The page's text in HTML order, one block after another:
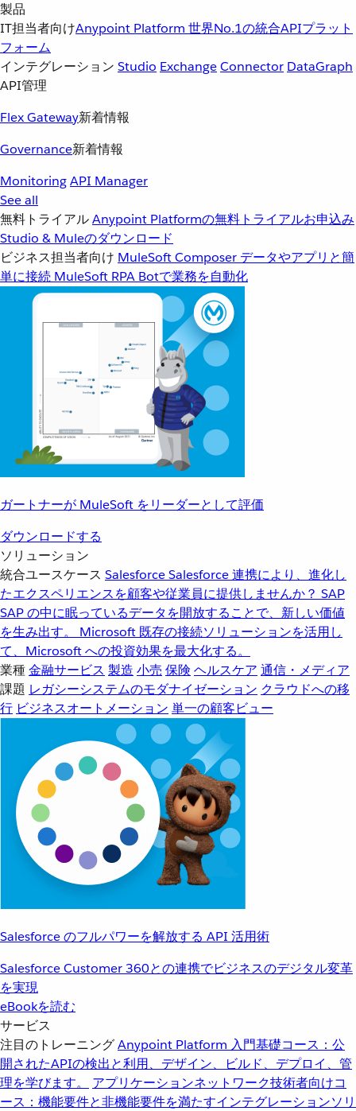
製品
IT担当者向けAnypoint Platform 世界No.1の統合APIプラット
フォーム
インテグレーション Studio ExchangeConnector DataGraph
API管理
Flex Gateway新着情報
Governance新着情報
MonitoringAPI Manager
See all
無料トライアルAnypoint Platformの無料トライアルお申込み
Studio & Muleのダウンロード
ビジネス担当者向け MuleSoft Composer データやアプリと簡
単に接続 MuleSoft RPA Botで業務を自動化
ガートナーが MuleSoft をリーダーとして評価
ダウンロードする
ソリューション
統合ユースケース SalesforceSalesforce 連携により、進化し
たエクスペリエンスを顧客や従業員に提供しませんか？ SAP
SAP の中に眠っているデータを開放することで、新しい価値
を生み出す。
Microsoft 既存の接続ソリューションを活用し
て、Microsoft への投資効果を最大化する。
業種金融サービス 製造 小売 保険 ヘルスケア 通信・メディア
課題 レガシーシステムのモダナイゼーション クラウドへの移
行 ビジネスオートメーション 単一の顧客ビュー
Salesforce のフルパワーを解放する API 活用術
Salesforce Customer 360との連携でビジネスのデジタル変革
を実現
eBookを読む
サービス
注目のトレーニングAnypoint Platform 入門基礎コース：公
開されたAPIの検出と利用、デザイン、ビルド、デプロイ、管
理を学びます。
アプリケーションネットワーク技術者向けコ
ース：機能要件と非機能要件を満たすインテグレーションソリ